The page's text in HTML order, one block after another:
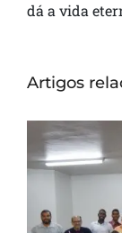
dá a vida
Artigos